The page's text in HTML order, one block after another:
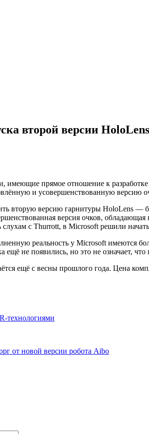
второй версии
имеющие прямое отношение к
и усовершенствованную версию
вторую версию гарнитуры HoloLens
версия очков,
с Thurrott, в Microsoft решили
реальность у Microsoft имеются
не появились, но это не означает,
ещё с весны прошлого года. Цена
технологиями
от новой версии робота Aibo